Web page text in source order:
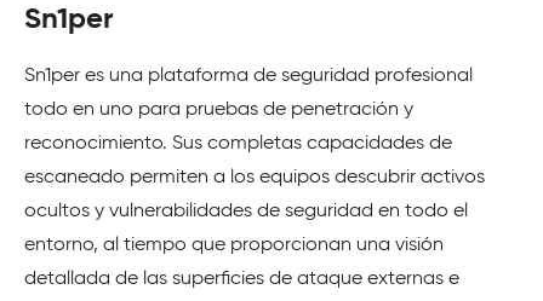
Sn1per
Sn1per es una plataforma de seguridad profesional
todo en uno para pruebas de penetración y
reconocimiento. Sus completas capacidades de
escaneado permiten a los equipos descubrir activos
ocultos y vulnerabilidades de seguridad en todo el
entorno, al tiempo que proporcionan una visión
detallada de las superficies de ataque externas e